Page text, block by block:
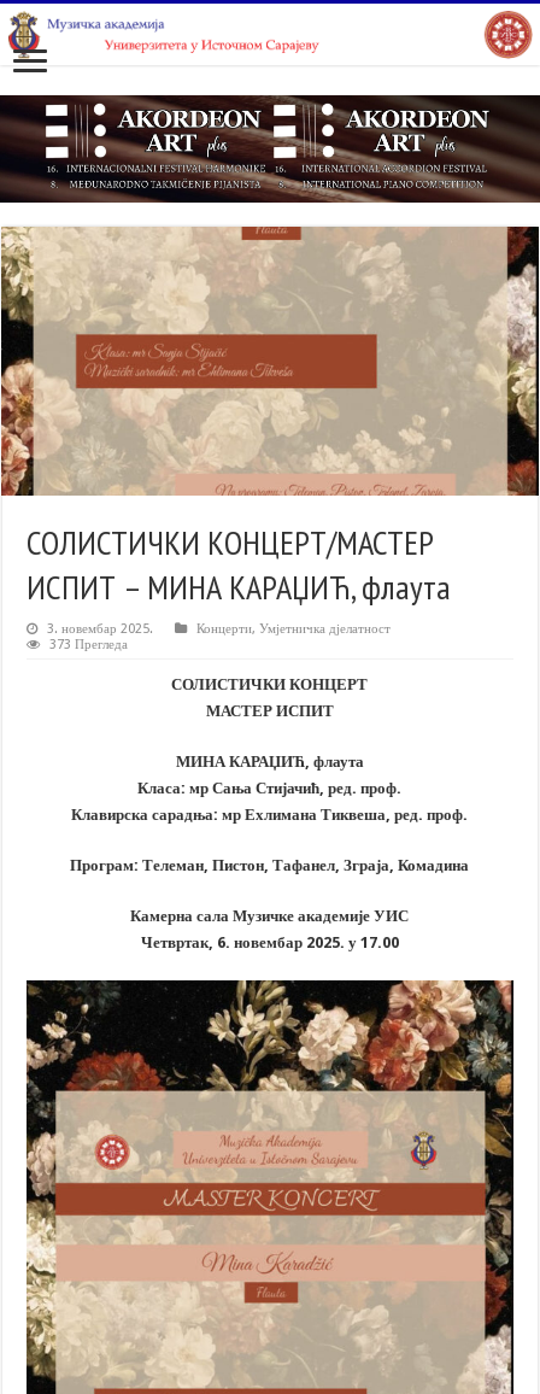
СОЛИСТИЧКИ КОНЦЕРТ/МАСТЕР
ИСПИТ – МИНА КАРАЏИЋ, флаута
3. новембар 2025. Концерти,Умјетничка дјелатност
373 Прегледа
СОЛИСТИЧКИ КОНЦЕРТ
МАСТЕР ИСПИТ
МИНА КАРАЏИЋ, флаута
Класа: мр Сања Стијачић, ред. проф.
Клавирска сарадња: мр Ехлимана Тиквеша, ред. проф.
Програм: Телеман, Пистон, Тафанел, Зграја, Комадина
Камерна сала Музичке академије УИС
Четвртак, 6. новембар 2025. у 17.00